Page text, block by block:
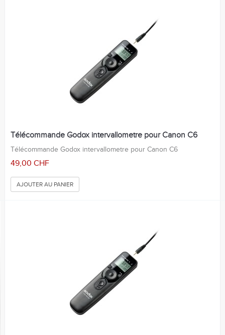
Télécommande Godox intervallometre pour Canon C6
Télécommande Godox intervallometre pour Canon C6
49,00 CHF
AJOUTER AU PANIER